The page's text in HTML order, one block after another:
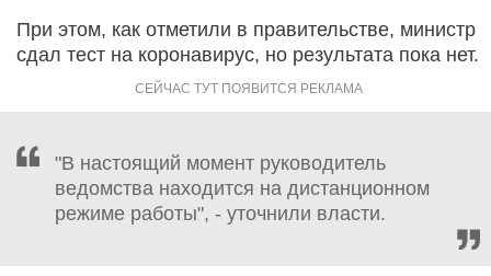
При этом, как отметили в правительстве, министр
сдал тест на коронавирус, но результата пока нет.
"В настоящий момент руководитель
ведомства находится на дистанционном
режиме работы", - уточнили власти.